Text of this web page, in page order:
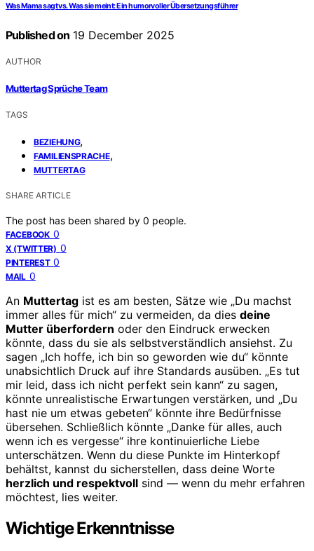
Was Mama sagt vs. Was sie meint: Ein humorvoller Übersetzungsführer
Published on 19 December 2025
AUTHOR
Muttertag Sprüche Team
TAGS
BEZIEHUNG,
FAMILIENSPRACHE,
MUTTERTAG
SHARE ARTICLE
The post has been shared by 0 people.
FACEBOOK 0
X (TWITTER) 0
PINTEREST 0
MAIL 0
An Muttertag ist es am besten, Sätze wie „Du machst
immer alles für mich“ zu vermeiden, da dies deine
Mutter überfordern oder den Eindruck erwecken
könnte, dass du sie als selbstverständlich ansiehst. Zu
sagen „Ich hoffe, ich bin so geworden wie du“ könnte
unabsichtlich Druck auf ihre Standards ausüben. „Es tut
mir leid, dass ich nicht perfekt sein kann“ zu sagen,
könnte unrealistische Erwartungen verstärken, und „Du
hast nie um etwas gebeten“ könnte ihre Bedürfnisse
übersehen. Schließlich könnte „Danke für alles, auch
wenn ich es vergesse“ ihre kontinuierliche Liebe
unterschätzen. Wenn du diese Punkte im Hinterkopf
behältst, kannst du sicherstellen, dass deine Worte
herzlich und respektvoll sind — wenn du mehr erfahren
möchtest, lies weiter.
Wichtige Erkenntnisse